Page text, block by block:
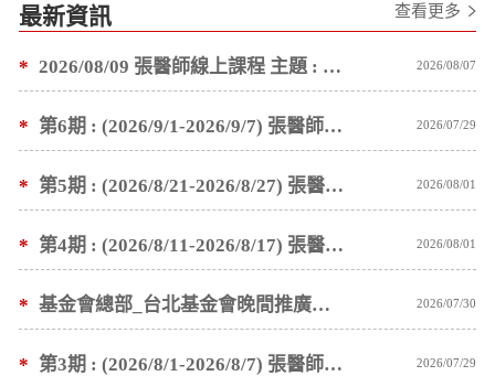
最新資訊 查看更多
* 2026/08/09 張醫師線上課程 主題 : 褥瘡案例後續追蹤 及按推方法 2026/08/07
* 第6期 : (2026/9/1-2026/9/7) 張醫師親自培訓手法 廣州基礎班7 天錄取名單公告 2026/07/29
* 第5期 : (2026/8/21-2026/8/27) 張醫師親自培訓手法 廣州基礎班7 天錄取名單公告 2026/08/01
* 第4期 : (2026/8/11-2026/8/17) 張醫師親自培訓手法 廣州基礎班7 天錄取名單公告 2026/08/01
* 基金會總部_台北基金會晚間推廣暫停服務公告 2026/07/30
* 第3期 : (2026/8/1-2026/8/7) 張醫師親自培訓手法 廣州基礎班7 天錄取名單公告 2026/07/29